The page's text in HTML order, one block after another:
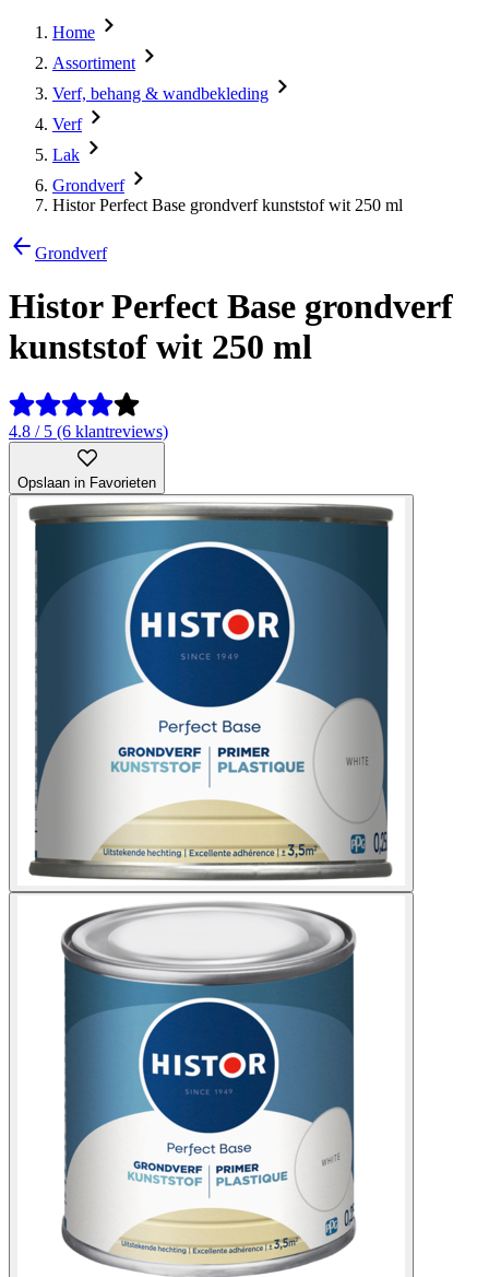
Home
Assortiment
Verf, behang & wandbekleding
Verf
Lak
Grondverf
Histor Perfect Base grondverf kunststof wit 250 ml
Grondverf
Histor Perfect Base grondverf
kunststof wit 250 ml
4.8 / 5 (6 klantreviews)
Opslaan in Favorieten